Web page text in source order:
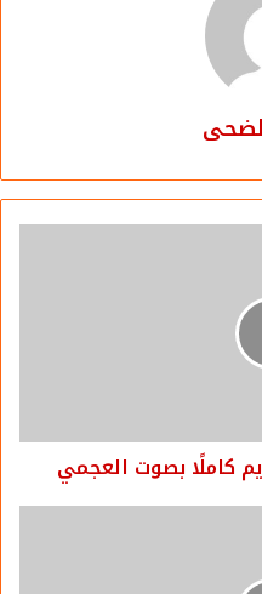
التالي:
كاملًا بصوت العجمي